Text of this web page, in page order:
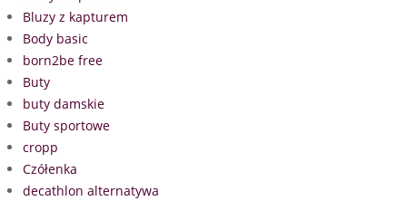
Bluzy z kapturem
Body basic
born2be free
Buty
buty damskie
Buty sportowe
cropp
Czółenka
decathlon alternatywa